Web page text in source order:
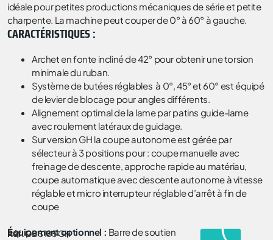
idéale pour petites productions mécaniques de série et petite
charpente. La machine peut couper de 0° à 60° à gauche.
CARACTÉRISTIQUES :
Archet en fonte incliné de 42° pour obtenir une torsion
minimale du ruban.
Système de butées réglables à 0°, 45° et 60° est équipé
de levier de blocage pour angles différents.
Alignement optimal de la lame par patins guide-lame
avec roulement latéraux de guidage.
Sur version GH la coupe autonome est gérée par
sélecteur à 3 positions pour : coupe manuelle avec
freinage de descente, approche rapide au matériau,
coupe automatique avec descente autonome à vitesse
réglable et micro interrupteur réglable d’arrêt à fin de
coupe
Équipement optionnel : Barre de soutien
Réf.GBS 185 GH